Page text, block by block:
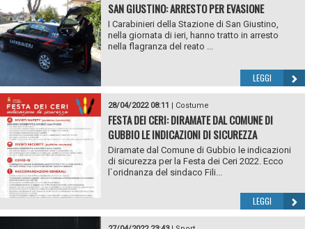
SAN GIUSTINO: ARRESTO PER EVASIONE
I Carabinieri della Stazione di San Giustino,
nella giornata di ieri, hanno tratto in arresto
nella flagranza del reato ...
LEGGI
28/04/2022 08:11 Costume
FESTA DEI CERI: DIRAMATE DAL COMUNE DI
GUBBIO LE INDICAZIONI DI SICUREZZA
Diramate dal Comune di Gubbio le indicazioni
di sicurezza per la Festa dei Ceri 2022. Ecco
l`oridnanza del sindaco Fili...
LEGGI